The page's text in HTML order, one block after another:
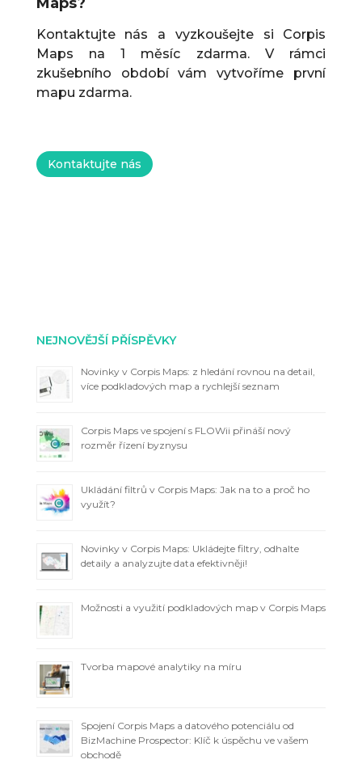
Maps?
Kontaktujte nás a vyzkoušejte si Corpis
Maps na 1 měsíc zdarma. V rámci
zkušebního období vám vytvoříme první
mapu zdarma.
Kontaktujte nás
NEJNOVĚJŠÍ PŘÍSPĚVKY
Novinky v Corpis Maps: z hledání rovnou na detail,
více podkladových map a rychlejší seznam
Corpis Maps ve spojení s FLOWii přináší nový
rozměr řízení byznysu
Ukládání filtrů v Corpis Maps: Jak na to a proč ho
využít?
Novinky v Corpis Maps: Ukládejte filtry, odhalte
detaily a analyzujte data efektivněji!
Možnosti a využití podkladových map v Corpis Maps
Tvorba mapové analytiky na míru
Spojení Corpis Maps a datového potenciálu od
BizMachine Prospector: Klíč k úspěchu ve vašem
obchodě